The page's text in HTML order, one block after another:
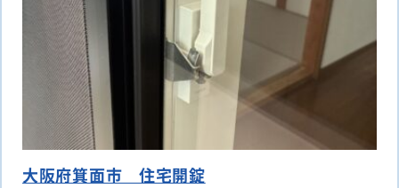
大阪府箕面市 住宅開錠